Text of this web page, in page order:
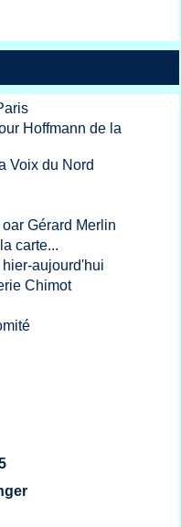
Hoffmann de la
Voix du Nord
Gérard Merlin
carte...
aujourd'hui
Chimot